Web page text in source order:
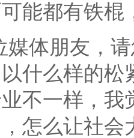
能都有铁
媒体朋友，
什么样的
不一样，
怎么让社会